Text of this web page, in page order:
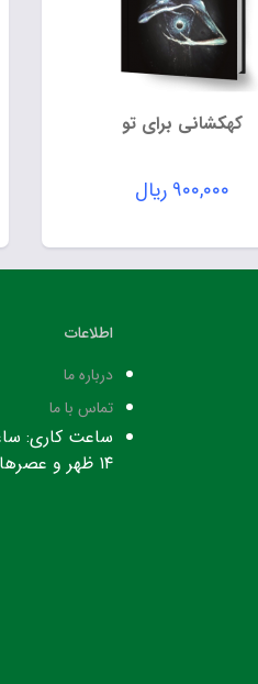
کهکشانی برای تو
۹۰۰,۰۰۰ ریال
اطلاعات
درباره ما
تماس با ما
۱۴ ظهر و عصرها با هماهنگی قبلی